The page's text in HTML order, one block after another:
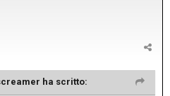
ha scritto: